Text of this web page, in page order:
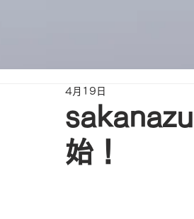
始！
4月19日